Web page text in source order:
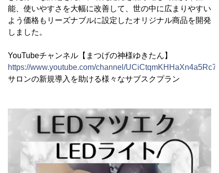
能、使いやすさを大幅に改善して、世の中に広まりやすい
よう価格もリーズナブルに設定したオリジナル商品を開発
しました。
YouTubeチャンネル【まつげの神様ゆきたん】
https://www.youtube.com/channel/
サロンの新規導入を助ける様々なサブスクプラン